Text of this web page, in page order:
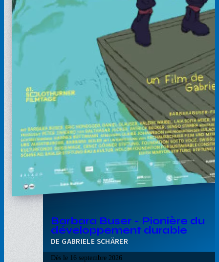
Barbara Buser - Pionière du
développement durable
GABRIELE SCHÄRER
Dès le 16 septembre 2026